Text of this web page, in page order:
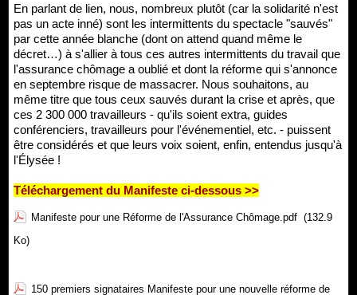
En parlant de lien, nous, nombreux plutôt (car la solidarité n'est
pas un acte inné) sont les intermittents du spectacle "sauvés"
par cette année blanche (dont on attend quand même le
décret…) à s'allier à tous ces autres intermittents du travail que
l'assurance chômage a oublié et dont la réforme qui s'annonce
en septembre risque de massacrer. Nous souhaitons, au
même titre que tous ceux sauvés durant la crise et après, que
ces 2 300 000 travailleurs - qu'ils soient extra, guides
conférenciers, travailleurs pour l'événementiel, etc. - puissent
être considérés et que leurs voix soient, enfin, entendus jusqu'à
l'Élysée !
Téléchargement du Manifeste ci-dessous >>
Manifeste pour une Réforme de l'Assurance Chômage.pdf (132.9
Ko)
150 premiers signataires Manifeste pour une nouvelle réforme de